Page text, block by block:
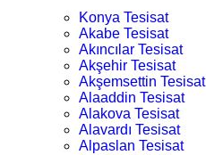
Konya Tesisat
Akabe Tesisat
Akıncılar Tesisat
Akşehir Tesisat
Akşemsettin Tesisat
Alaaddin Tesisat
Alakova Tesisat
Alavardı Tesisat
Alpaslan Tesisat